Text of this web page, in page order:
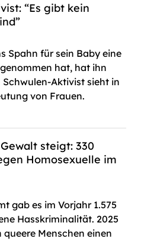
“Es gibt kein
Spahn für sein Baby eine
hat, hat ihn
Aktivist sieht in
von Frauen.
steigt: 330
Homosexuelle im
gab es im Vorjahr 1.575
Hasskriminalität. 2025
Menschen einen